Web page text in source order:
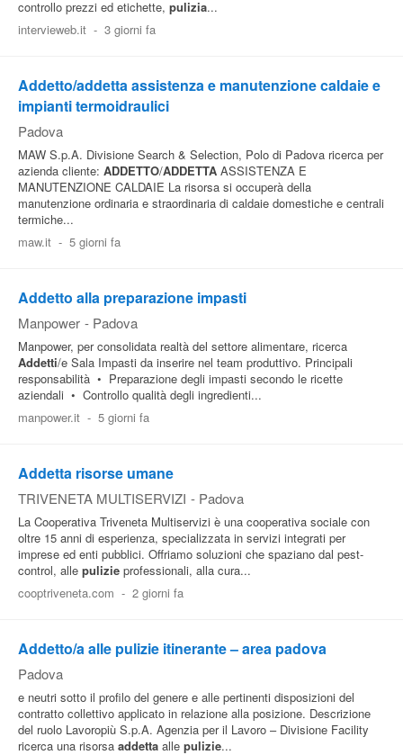
controllo prezzi ed etichette, pulizia...
intervieweb.it - 3 giorni fa
Addetto/addetta assistenza e manutenzione caldaie e
impianti termoidraulici
Padova
MAW S.p.A. Divisione Search & Selection, Polo di Padova ricerca per
azienda cliente: ADDETTO/ADDETTA ASSISTENZA E
MANUTENZIONE CALDAIE La risorsa si occuperà della
manutenzione ordinaria e straordinaria di caldaie domestiche e centrali
termiche...
maw.it - 5 giorni fa
Addetto alla preparazione impasti
Manpower - Padova
Manpower, per consolidata realtà del settore alimentare, ricerca
Addetti/e Sala Impasti da inserire nel team produttivo. Principali
responsabilità • Preparazione degli impasti secondo le ricette
aziendali • Controllo qualità degli ingredienti...
manpower.it - 5 giorni fa
Addetta risorse umane
TRIVENETA MULTISERVIZI - Padova
La Cooperativa Triveneta Multiservizi è una cooperativa sociale con
oltre 15 anni di esperienza, specializzata in servizi integrati per
imprese ed enti pubblici. Offriamo soluzioni che spaziano dal pest-
control, alle pulizie professionali, alla cura...
cooptriveneta.com - 2 giorni fa
Addetto/a alle pulizie itinerante – area padova
Padova
e neutri sotto il profilo del genere e alle pertinenti disposizioni del
contratto collettivo applicato in relazione alla posizione. Descrizione
del ruolo Lavoropiù S.p.A. Agenzia per il Lavoro – Divisione Facility
ricerca una risorsa addetta alle pulizie...